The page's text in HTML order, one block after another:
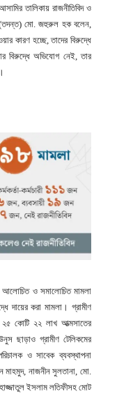
তালিকায় রাজনীতিবিদ ও
(তদন্ত) মো. জহুরুল হক বলেন,
কারণ হচ্ছে, তাদের বিরুদ্ধে
বিরুদ্ধে অভিযোগ নেই, তার
আলোচিত ও সমালোচিত মামলা
দায়ের করা মামলা। গ্রামীণ
২৫ কোটি ২২ লাখ আত্মসাতের
ছাড়াও গ্রামীণ টেলিকমের
ও সাবেক ব্যবস্থাপনা
মাহমুদ, নাজনীন সুলতানা, মো.
ইসলাম লতিফীসহ মোট